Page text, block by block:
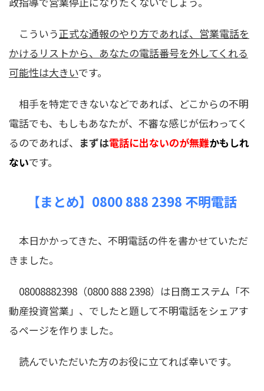
こういう正式な通報のやり方であれば、営業電話を
かけるリストから、あなたの電話番号を外してくれる
可能性は大きいです。
相手を特定できないなどであれば、どこからの不明
電話でも、もしもあなたが、不審な感じが伝わってく
るのであれば、 まずは電話に出ないのが無難かもしれ
ないです。
【まとめ】0800 888 2398 不明電話
本日かかってきた、不明電話の件を書かせていただ
きました。
08008882398（0800 888 2398）は日商エステム「不
動産投資営業」、でしたと題して不明電話をシェアす
るページを作りました。
読んでいただいた方のお役に立てれば幸いです。